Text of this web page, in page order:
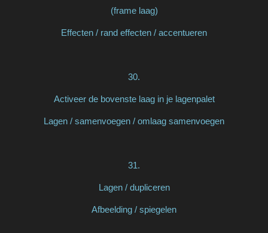
(frame laag)
Effecten / rand effecten / accentueren
30.
Activeer de bovenste laag in je lagenpalet
Lagen / samenvoegen / omlaag samenvoegen
31.
Lagen / dupliceren
Afbeelding / spiegelen